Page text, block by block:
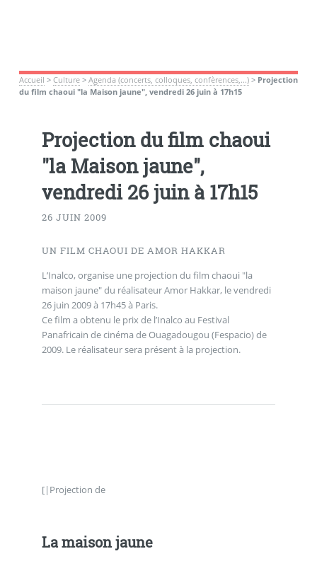
Accueil > Culture> Agenda (concerts, colloques, confèrences,...)> Projection
du film chaoui "la Maison jaune", vendredi 26 juin à 17h15
Projection du film chaoui
"la Maison jaune",
vendredi 26 juin à 17h15
26 JUIN 2009
UN FILM CHAOUI DE AMOR HAKKAR
L’Inalco, organise une projection du film chaoui "la
maison jaune" du réalisateur Amor Hakkar, le vendredi
26 juin 2009 à 17h45 à Paris.
Ce film a obtenu le prix de l’Inalco au Festival
Panafricain de cinéma de Ouagadougou (Fespacio) de
2009. Le réalisateur sera présent à la projection.
[|Projection de
La maison jaune